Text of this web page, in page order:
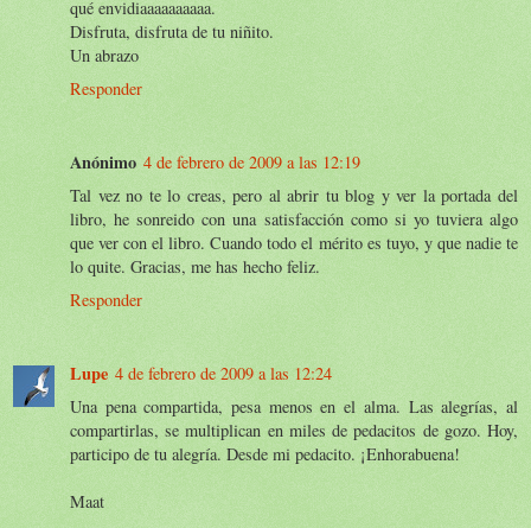
qué envidiaaaaaaaaaa.
Disfruta, disfruta de tu niñito.
Un abrazo
Responder
Anónimo 4 de febrero de 2009 a las 12:19
Tal vez no te lo creas, pero al abrir tu blog y ver la portada del
libro, he sonreido con una satisfacción como si yo tuviera algo
que ver con el libro. Cuando todo el mérito es tuyo, y que nadie te
lo quite. Gracias, me has hecho feliz.
Responder
Lupe 4 de febrero de 2009 a las 12:24
Una pena compartida, pesa menos en el alma. Las alegrías, al
compartirlas, se multiplican en miles de pedacitos de gozo. Hoy,
participo de tu alegría. Desde mi pedacito. ¡Enhorabuena!
Maat